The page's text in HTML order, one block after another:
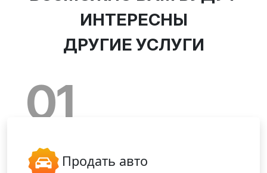
ИНТЕРЕСНЫ
ДРУГИЕ УСЛУГИ
01
Продать авто